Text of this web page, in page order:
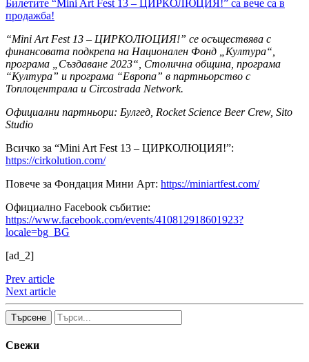
Билетите “Mini Art Fest 13 – ЦИРКОЛЮЦИЯ!” са вече са в
продажба!
“Mini Art Fest 13 – ЦИРКОЛЮЦИЯ!” се осъществява с
финансовата подкрепа на Национален Фонд „Култура“,
програма „Създаване 2023“, Столична община, програма
“Култура” и програма “Европа” в партньорство с
Топлоцентрала и Circostrada Network.
Официални партньори: Булгед, Rocket Science Beer Crew, Sito
Studio
Всичко за “Mini Art Fest 13 – ЦИРКОЛЮЦИЯ!”:
https://cirkolution.com/
Повече за Фондация Мини Арт: https://miniartfest.com/
Официално Facebook събитие:
https://www.facebook.com/events/410812918601923?
locale=bg_BG
[ad_2]
Prev article
Next article
Търсене
Свежи